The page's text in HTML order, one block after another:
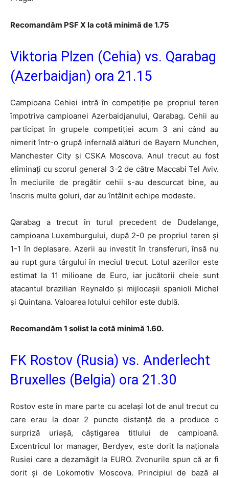
Recomandăm PSF X la cotă minimă de 1.75
Viktoria Plzen (Cehia) vs. Qarabag
(Azerbaidjan) ora 21.15
Campioana Cehiei intră în competiție pe propriul teren
împotriva campioanei Azerbaidjanului, Qarabag. Cehii au
participat în grupele competiției acum 3 ani când au
nimerit într-o grupă infernală alături de Bayern Munchen,
Manchester City și CSKA Moscova. Anul trecut au fost
eliminați cu scorul general 3-2 de către Maccabi Tel Aviv.
În meciurile de pregătir cehii s-au descurcat bine, au
înscris multe goluri, dar au întâlnit echipe modeste.
Qarabag a trecut în turul precedent de Dudelange,
campioana Luxemburgului, după 2-0 pe propriul teren și
1-1 în deplasare. Azerii au investit în transferuri, însă nu
au rupt gura târgului în meciul trecut. Lotul azerilor este
estimat la 11 milioane de Euro, iar jucătorii cheie sunt
atacantul brazilian Reynaldo și mijlocașii spanioli Michel
și Quintana. Valoarea lotului cehilor este dublă.
Recomandăm 1 solist la cotă minimă 1.60.
FK Rostov (Rusia) vs. Anderlecht
Bruxelles (Belgia) ora 21.30
Rostov este în mare parte cu același lot de anul trecut cu
care erau la doar 2 puncte distanță de a produce o
surpriză uriașă, câștigarea titlului de campioană.
Excentricul lor manager, Berdyev, este dorit la naționala
Rusiei care a dezamăgit la EURO. Zvonurile spun că ar fi
dorit și de Lokomotiv Moscova. Principiul de bază al